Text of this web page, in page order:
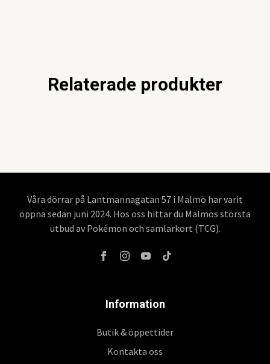
Relaterade produkter
Våra dörrar på Lantmannagatan 57 i Malmö har varit
öppna sedan juni 2024. Hos oss hittar du Malmös största
utbud av Pokémon och samlarkort (TCG).
Information
Butik & öppettider
Kontakta oss